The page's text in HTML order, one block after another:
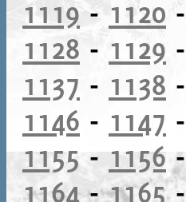
1119-1120 -
1128 - 1129 -
1137 - 1138 -
1146 - 1147 -
1155 - 1156
1164-1165